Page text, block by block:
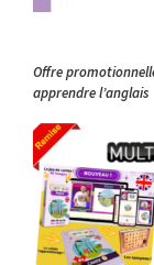
Offre
apprendre l’anglais